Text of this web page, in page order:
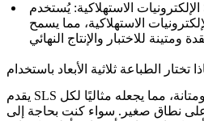
الإلكترونيات الاستهلاكية: يُستخدم SLS لإنتاج النماذج الأولية
الاستهلاكية، مما يسمح
يقدم SLS دقة عالية وتنوعًا في المواد ومتانة، مما يجعله مثاليًا لكل
على نطاق صغير. سواء كنت بحاجة إلى